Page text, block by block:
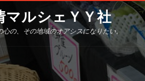
情マルシェＹＹ社
心の、その地域のオアシスになりたい。